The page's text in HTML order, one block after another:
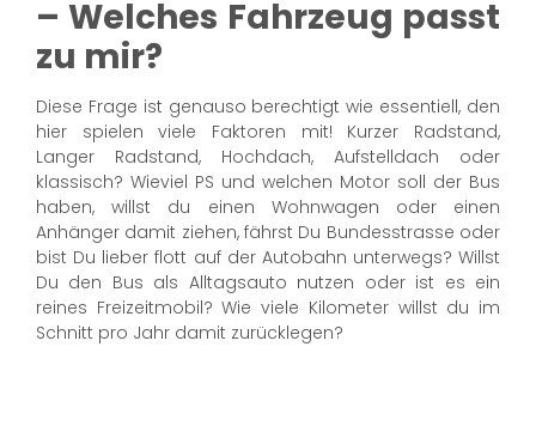
– Welches Fahrzeug passt
zu mir?
Diese Frage ist genauso berechtigt wie essentiell, den
hier spielen viele Faktoren mit! Kurzer Radstand,
Langer Radstand, Hochdach, Aufstelldach oder
klassisch? Wieviel PS und welchen Motor soll der Bus
haben, willst du einen Wohnwagen oder einen
Anhänger damit ziehen, fährst Du Bundesstrasse oder
bist Du lieber flott auf der Autobahn unterwegs? Willst
Du den Bus als Alltagsauto nutzen oder ist es ein
reines Freizeitmobil? Wie viele Kilometer willst du im
Schnitt pro Jahr damit zurücklegen?